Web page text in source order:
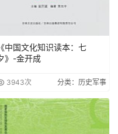
《中国文化知识读本：七
》-金开成
3943次 分类：历史军事